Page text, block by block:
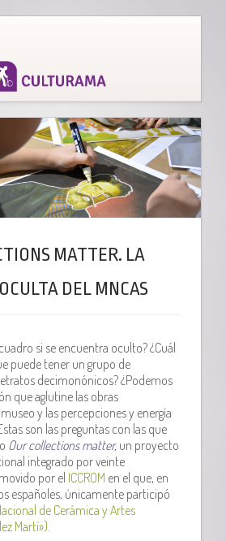
MATTER. LA
DEL MNCAS
si se encuentra oculto? ¿Cuál
puede tener un grupo de
decimonónicos?¿Podemos
que aglutine las obras
y las percepciones y energía
son las preguntas con las que
Our collections matter, un proyecto
integrado por veinte
por el ICCROM en el que, en
españoles, únicamente participó
de Cerámica y Artes
Martí»).